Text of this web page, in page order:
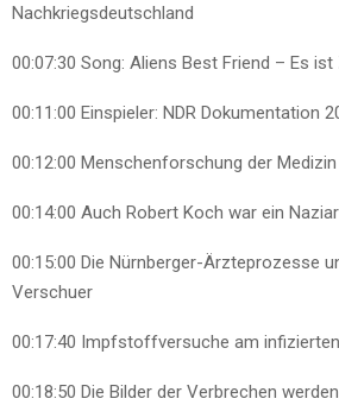
Nachkriegsdeutschland
00:07:30 Song: Aliens Best Friend – Es ist
00:11:00 Einspieler: NDR Dokumentation
00:12:00 Menschenforschung der
00:14:00 Auch Robert Koch war ein
00:15:00 Die Nürnberger-Ärzteprozesse
Verschuer
00:17:40 Impfstoffversuche am
00:18:50 Die Bilder der Verbrechen